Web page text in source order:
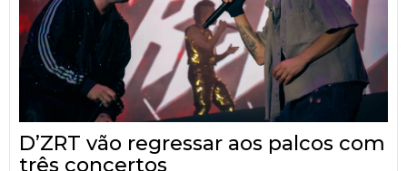
D’ZRT vão regressar aos palcos com
três concertos